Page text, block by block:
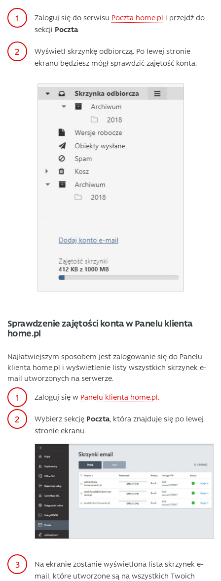
Zaloguj się do serwisu Poczta home.pl i przejdź do
sekcji Poczta
Wyświetl skrzynkę odbiorczą. Po lewej stronie
ekranu będziesz mógł sprawdzić zajętość konta.
Sprawdzenie zajętości konta w Panelu klienta
home.pl
Najłatwiejszym sposobem jest zalogowanie się do Panelu
klienta home.pl i wyświetlenie listy wszystkich skrzynek e-
mail utworzonych na serwerze.
Zaloguj się w Panelu klienta home.pl.
Wybierz sekcję Poczta, która znajduje się po lewej
stronie ekranu.
Na ekranie zostanie wyświetlona lista skrzynek e-
mail, które utworzone są na wszystkich Twoich